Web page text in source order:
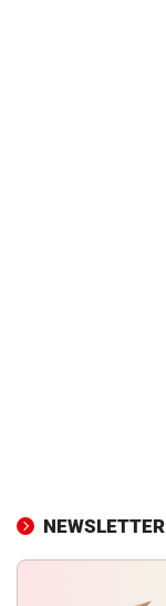
NEWSLETTER